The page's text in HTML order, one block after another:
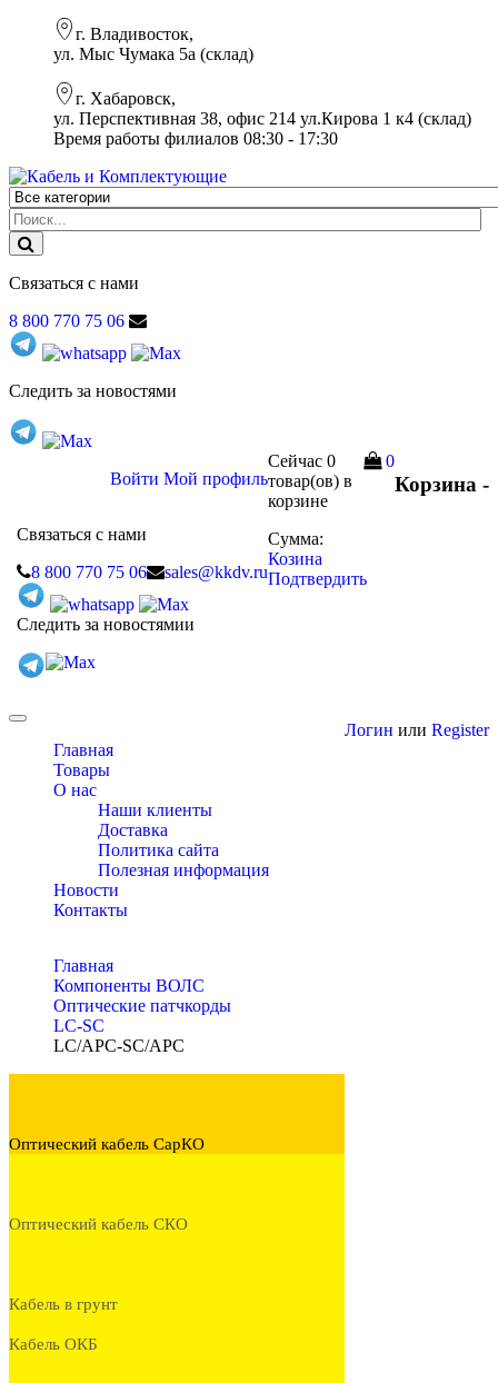
г. Владивосток,
ул. Мыс Чумака 5а (склад)
г. Хабаровск,
ул. Перспективная 38, офис 214 ул.Кирова 1 к4 (склад)
Время работы филиалов 08:30 - 17:30
Связаться с нами
8 800 770 75 06
Следить за новостями
Корзина -
0
Сейчас 0
товар(ов) в
корзине
Сумма:
Козина
Подтвердить
Войти Мой профиль
Связаться с нами
8 800 770 75 06
sales@kkdv.ru
Следить за новостямии
Toggle
navigationГлавная
Товары
О нас
Наши клиенты
Доставка
Политика сайта
Полезная информация
Новости
Контакты
Логин или Register
Главная
Компоненты ВОЛС
Оптические патчкорды
LC-SC
LC/APC-SC/APC
Оптический кабель СарКО
Оптический кабель СКО
Кабель в грунт
Кабель ОКБ